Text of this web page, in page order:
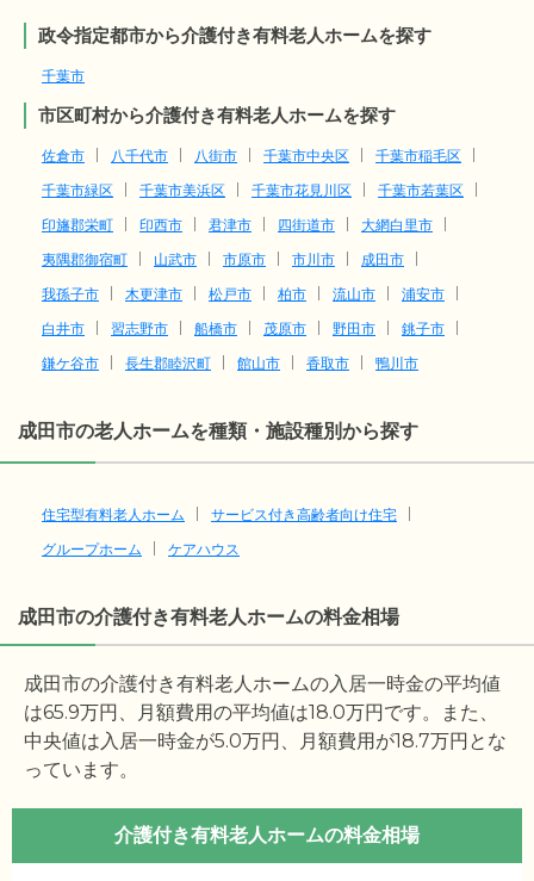
政令指定都市から介護付き有料老人ホームを探す
千葉市
市区町村から介護付き有料老人ホームを探す
佐倉市 八千代市 八街市 千葉市中央区
千葉市稲毛区
千葉市緑区
千葉市美浜区 千葉市花見川区
千葉市若葉区
印旛郡栄町
印西市 君津市 四街道市
大網白里市
夷隅郡御宿町
山武市 市原市 市川市
成田市
我孫子市
木更津市 松戸市 柏市 流山市
浦安市
白井市
習志野市 船橋市 茂原市 野田市
銚子市
鎌ケ谷市
長生郡睦沢町 館山市 香取市 鴨川市
成田市の老人ホームを種類・施設種別から探す
住宅型有料老人ホーム
サービス付き高齢者向け住宅
グループホーム
ケアハウス
成田市の介護付き有料老人ホームの料金相場
成田市の介護付き有料老人ホームの入居一時金の平均値
は65.9万円、月額費用の平均値は18.0万円です。また、
中央値は入居一時金が5.0万円、月額費用が18.7万円とな
っています。
介護付き有料老人ホームの料金相場